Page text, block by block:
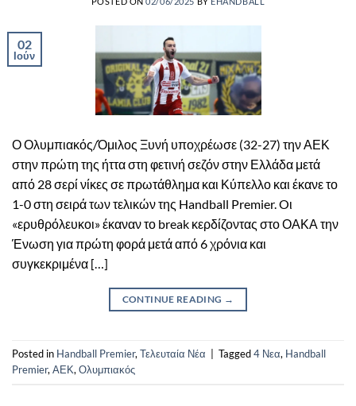
02
Ιούν
Ο Ολυμπιακός/Όμιλος Ξυνή υποχρέωσε (32-27) την ΑΕΚ
στην πρώτη της ήττα στη φετινή σεζόν στην Ελλάδα μετά
από 28 σερί νίκες σε πρωτάθλημα και Κύπελλο και έκανε το
1-0 στη σειρά των τελικών της Handball Premier. Oι
«ερυθρόλευκοι» έκαναν το break κερδίζοντας στο ΟΑΚΑ την
Ένωση για πρώτη φορά μετά από 6 χρόνια και
συγκεκριμένα […]
CONTINUE READING →
Posted in Handball Premier,Τελευταία Νέα Tagged4 Νεα, Handball
Premier,ΑΕΚ,Ολυμπιακός